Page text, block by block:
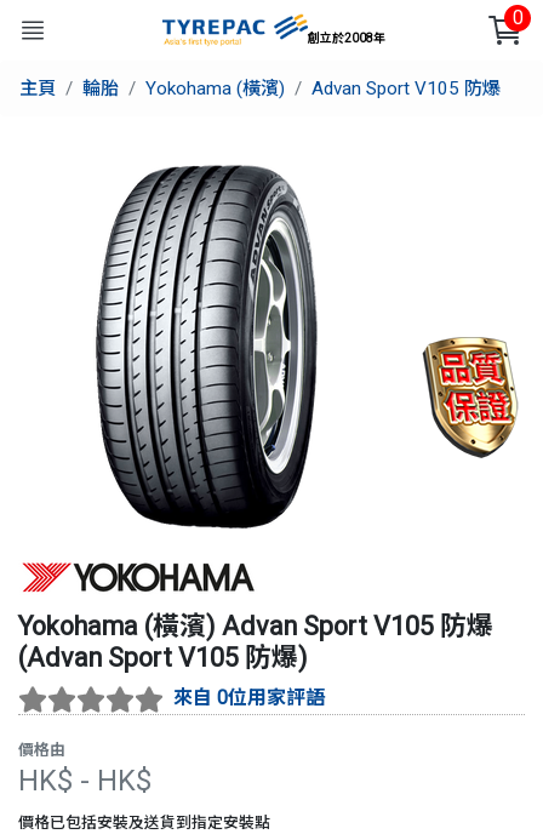
創立於2008年
0
主頁 輪胎 Yokohama (橫濱) Advan Sport V105 防爆
Yokohama (橫濱) Advan Sport V105 防爆
(Advan Sport V105 防爆)
來自 0位用家評語
價格由
HK$ - HK$
價格已包括安裝及送貨到指定安裝點